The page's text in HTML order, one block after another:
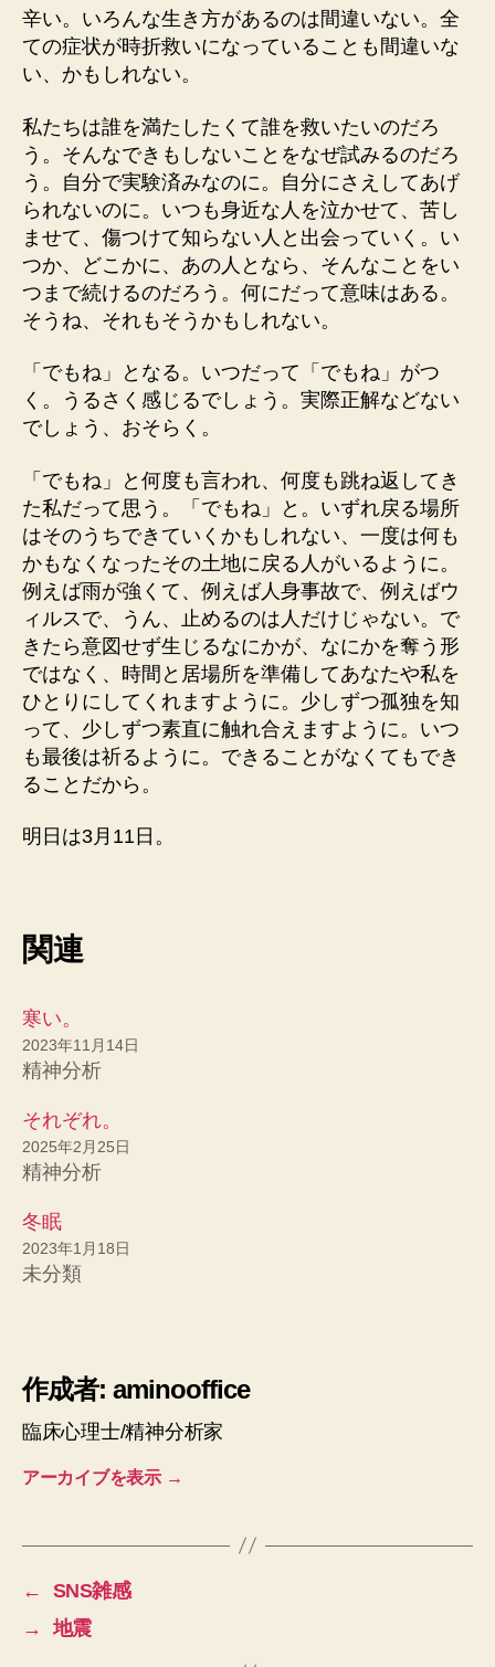
辛い。いろんな生き方があるのは間違いない。全
ての症状が時折救いになっていることも間違いな
い、かもしれない。
私たちは誰を満たしたくて誰を救いたいのだろ
う。そんなできもしないことをなぜ試みるのだろ
う。自分で実験済みなのに。自分にさえしてあげ
られないのに。いつも身近な人を泣かせて、苦し
ませて、傷つけて知らない人と出会っていく。い
つか、どこかに、あの人となら、そんなことをい
つまで続けるのだろう。何にだって意味はある。
そうね、それもそうかもしれない。
「でもね」となる。いつだって「でもね」がつ
く。うるさく感じるでしょう。実際正解などない
でしょう、おそらく。
「でもね」と何度も言われ、何度も跳ね返してき
た私だって思う。「でもね」と。いずれ戻る場所
はそのうちできていくかもしれない、一度は何も
かもなくなったその土地に戻る人がいるように。
例えば雨が強くて、例えば人身事故で、例えばウ
ィルスで、うん、止めるのは人だけじゃない。で
きたら意図せず生じるなにかが、なにかを奪う形
ではなく、時間と居場所を準備してあなたや私を
ひとりにしてくれますように。少しずつ孤独を知
って、少しずつ素直に触れ合えますように。いつ
も最後は祈るように。できることがなくてもでき
ることだから。
明日は3月11日。
関連
寒い。
2023年11月14日
精神分析
それぞれ。
2025年2月25日
精神分析
冬眠
2023年1月18日
未分類
作成者: aminooffice
臨床心理士/精神分析家
アーカイブを表示 →
←
SNS雑感
→
地震